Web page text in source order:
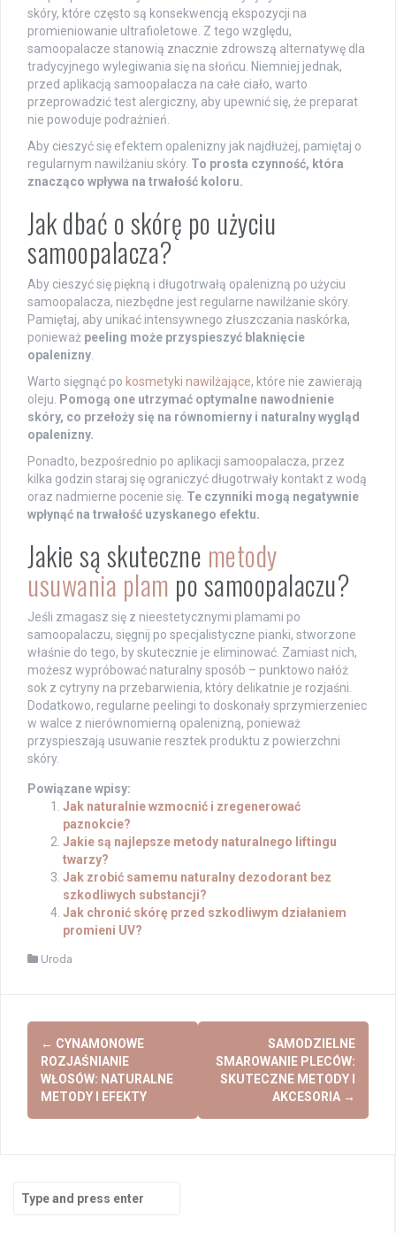
skóry, które często są konsekwencją ekspozycji na
promieniowanie ultrafioletowe. Z tego względu,
samoopalacze stanowią znacznie zdrowszą alternatywę dla
tradycyjnego wylegiwania się na słońcu. Niemniej jednak,
przed aplikacją samoopalacza na całe ciało, warto
przeprowadzić test alergiczny, aby upewnić się, że preparat
nie powoduje podrażnień.
Aby cieszyć się efektem opalenizny jak najdłużej, pamiętaj o
regularnym nawilżaniu skóry. To prosta czynność, która
znacząco wpływa na trwałość koloru.
Jak dbać o skórę po użyciu
samoopalacza?
Aby cieszyć się piękną i długotrwałą opalenizną po użyciu
samoopalacza, niezbędne jest regularne nawilżanie skóry.
Pamiętaj, aby unikać intensywnego złuszczania naskórka,
ponieważ peeling może przyspieszyć blaknięcie
opalenizny
Warto sięgnąć po kosmetyki nawilżające, które nie zawierają
oleju.
Pomogą one utrzymać optymalne nawodnienie
skóry, co przełoży się na równomierny i naturalny wygląd
opalenizny.
Ponadto, bezpośrednio po aplikacji samoopalacza, przez
kilka godzin staraj się ograniczyć długotrwały kontakt z wodą
oraz nadmierne pocenie się. Te czynniki mogą negatywnie
wpłynąć na trwałość uzyskanego efektu.
Jakie są skuteczne metody
usuwania plam po samoopalaczu?
Jeśli zmagasz się z nieestetycznymi plamami po
samoopalaczu, sięgnij po specjalistyczne pianki, stworzone
właśnie do tego, by skutecznie je eliminować. Zamiast nich,
możesz wypróbować naturalny sposób – punktowo nałóż
sok z cytryny na przebarwienia, który delikatnie je rozjaśni.
Dodatkowo, regularne peelingi to doskonały sprzymierzeniec
w walce z nierównomierną opalenizną, ponieważ
przyspieszają usuwanie resztek produktu z powierzchni
skóry.
Powiązane wpisy:
Jak naturalnie wzmocnić i zregenerować
paznokcie?
Jakie są najlepsze metody naturalnego liftingu
twarzy?
Jak zrobić samemu naturalny dezodorant bez
szkodliwych substancji?
Jak chronić skórę przed szkodliwym działaniem
promieni UV?
Uroda
Post
navigation
← CYNAMONOWE
ROZJAŚNIANIE
WŁOSÓW: NATURALNE
METODY I EFEKTY
SAMODZIELNE
SMAROWANIE PLECÓW:
SKUTECZNE METODY I
AKCESORIA →
for: